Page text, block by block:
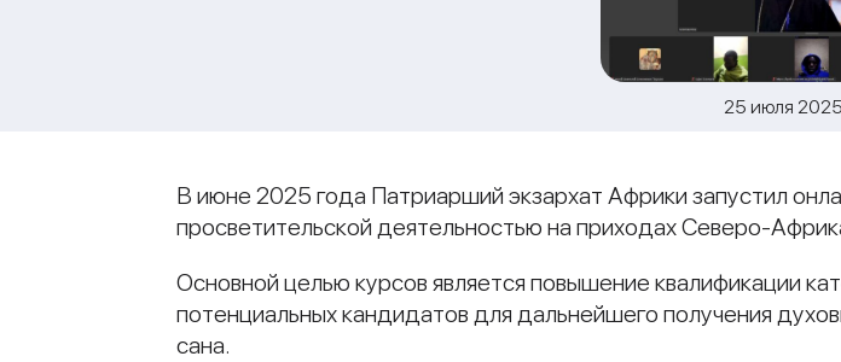
25 июля
В июне 2025 года Патриарший экзархат Африки запустил
просветительской деятельностью на приходах Северо-
Основной целью курсов является повышение квалификации
потенциальных кандидатов для дальнейшего получения
сана.